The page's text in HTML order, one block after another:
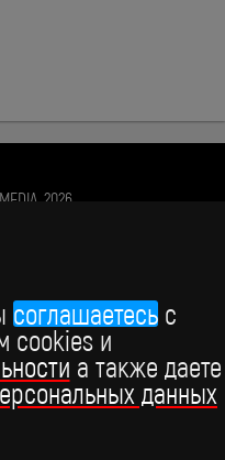
соглашаетесьc
cookies и
а также даете
данных
2026
MEDIA